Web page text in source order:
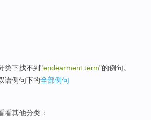
类下找不到"endearment term"的例句。
语例句下的全部例句
看其他分类：